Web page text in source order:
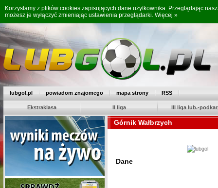
Korzystamy z plików cookies zapisujących dane użytkownika. Przeglądając
możesz je wyłączyć zmieniając ustawienia przeglądarki. Więcej »
lubgol.pl powiadom znajomego mapa strony RSS
Ekstraklasa II liga III liga lub.-
Górnik Wałbrzych
Dane